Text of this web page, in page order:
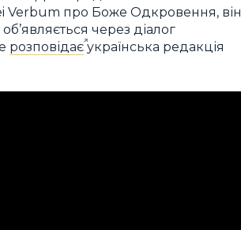
Verbum про Боже Одкровення, він
через діалог
розповідаєукраїнська редакція